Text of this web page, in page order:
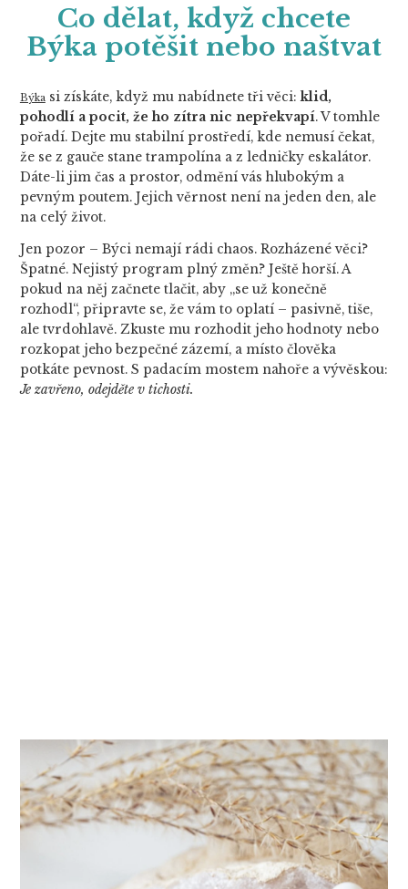
Co dělat, když chcete
Býka potěšit nebo naštvat
Býkasi získáte, když mu nabídnete tři věci:klid,
pohodlí a pocit, že ho zítra nic nepřekvapí. V tomhle
pořadí. Dejte mu stabilní prostředí, kde nemusí čekat,
že se z gauče stane trampolína a z ledničky eskalátor.
Dáte-li jim čas a prostor, odmění vás hlubokým a
pevným poutem. Jejich věrnost není na jeden den, ale
na celý život.
Jen pozor – Býci nemají rádi chaos. Rozházené věci?
Špatné. Nejistý program plný změn? Ještě horší. A
pokud na něj začnete tlačit, aby „se už konečně
rozhodl“, připravte se, že vám to oplatí – pasivně, tiše,
ale tvrdohlavě. Zkuste mu rozhodit jeho hodnoty nebo
rozkopat jeho bezpečné zázemí, a místo člověka
potkáte pevnost. S padacím mostem nahoře a vývěskou:
Je zavřeno, odejděte v tichosti.